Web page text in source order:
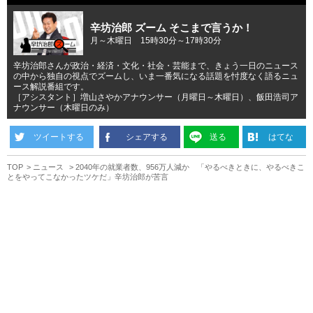
辛坊治郎 ズーム そこまで言うか！
月～木曜日 15時30分～17時30分
辛坊治郎さんが政治・経済・文化・社会・芸能まで、きょう一日のニュース
の中から独自の視点でズームし、いま一番気になる話題を忖度なく語るニュ
ース解説番組です。
［アシスタント］増山さやかアナウンサー（月曜日～木曜日）、飯田浩司ア
ナウンサー（木曜日のみ）
ツイートする シェアする 送る はてな
TOP ニュース
2040年の就業者数、956万人減か 「やるべきときに、やるべきこ
とをやってこなかったツケだ」辛坊治郎が苦言